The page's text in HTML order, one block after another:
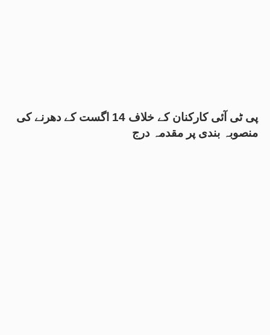
پی ٹی آئی کارکنان کے خلاف 14 اگست کے دھرنے کی
منصوبہ بندی پر مقدمہ درج